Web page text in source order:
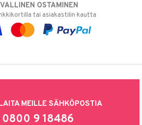
OSTAMINEN
tai asiakastilin kautta
MEILLE SÄHKÖPOSTIA
9 18486